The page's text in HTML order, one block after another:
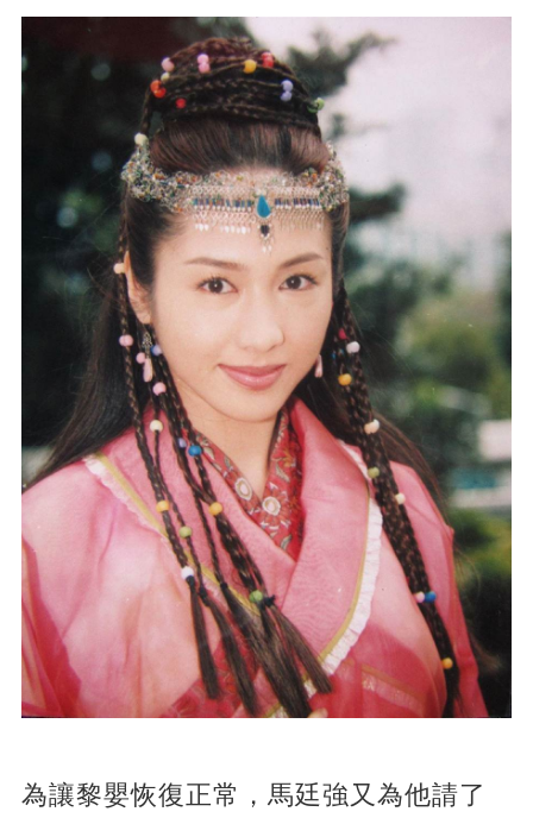
為讓黎嬰恢復正常，馬廷強又為他請了